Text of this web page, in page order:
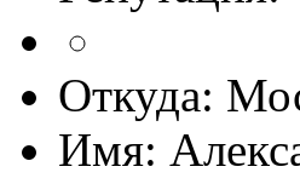
Откуда:
Имя: